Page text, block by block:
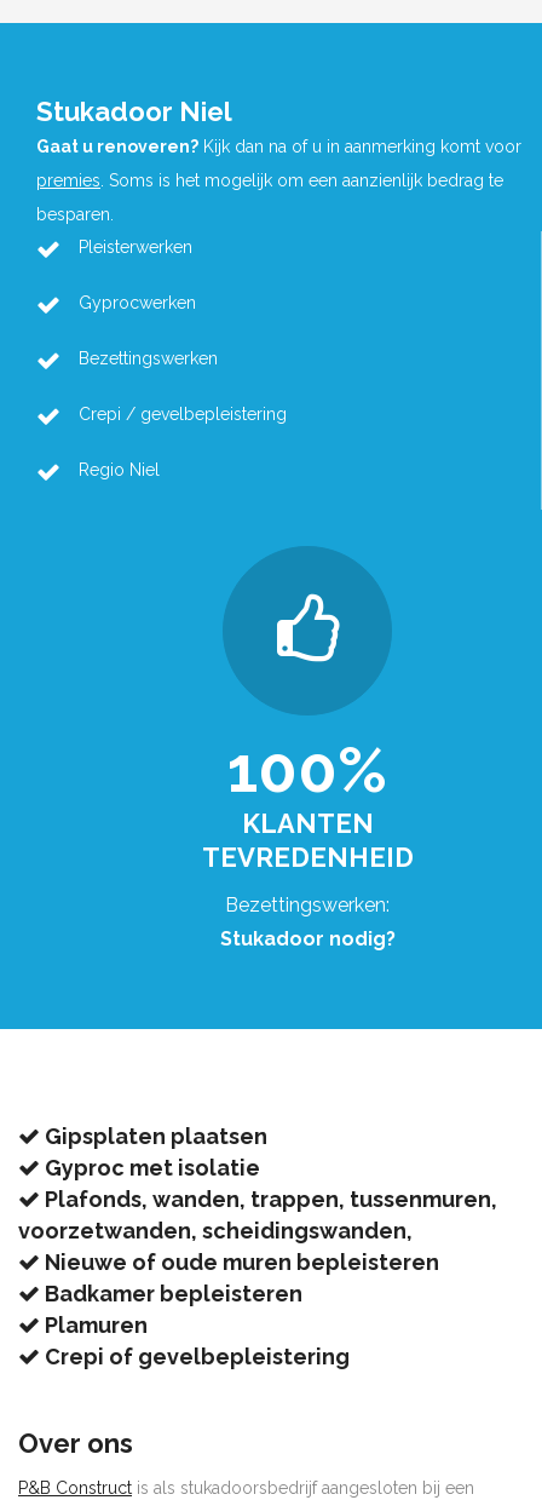
Stukadoor Niel
Gaat u renoveren? Kijk dan na of u in aanmerking komt voor
premies. Soms is het mogelijk om een aanzienlijk bedrag te
besparen.
Pleisterwerken
Gyprocwerken
Bezettingswerken
Crepi / gevelbepleistering
Regio Niel
100%
KLANTEN
TEVREDENHEID
Bezettingswerken:
Stukadoor nodig?
Gipsplaten plaatsen
Gyproc met isolatie
Plafonds, wanden, trappen, tussenmuren,
voorzetwanden, scheidingswanden,
Nieuwe of oude muren bepleisteren
Badkamer bepleisteren
Plamuren
Crepi of gevelbepleistering
Over ons
P&B Construct is als stukadoorsbedrijf aangesloten bij een